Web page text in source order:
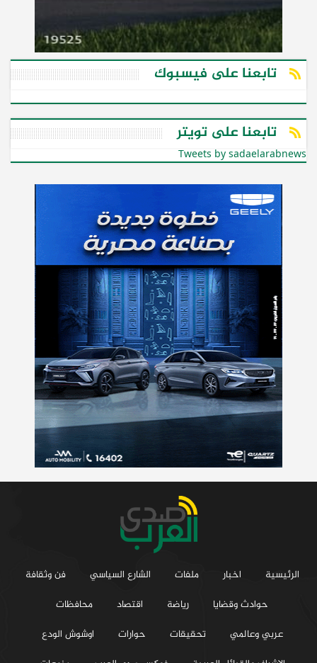
تابعنا على فيسبوك
تابعنا على تويتر
Tweets by sadaelarabnews
الرئيسية اخبار ملفات الشارع السياسي
فن وثقافة
حوادث وقضايا
رياضة اقتصاد
محافظات
عربي وعالمي
تحقيقات حوارات
اوشوش الودع